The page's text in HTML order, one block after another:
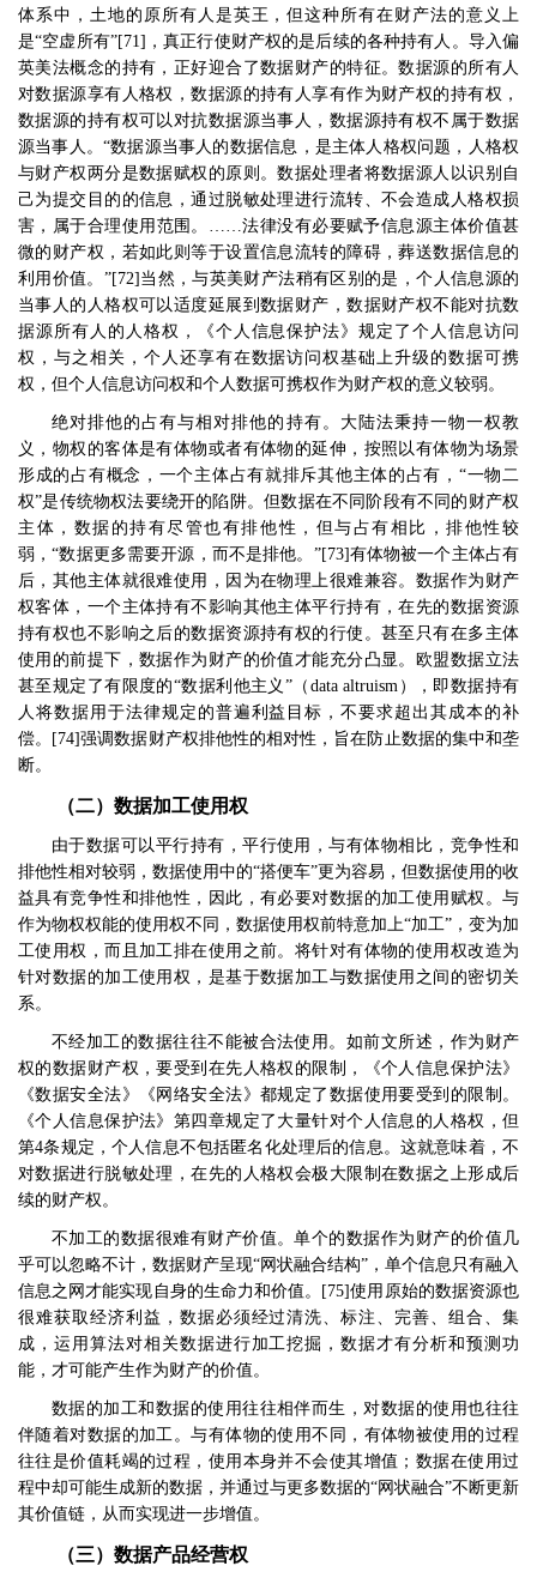
体系中，土地的原所有人是英王，但这种所有在财产法的意义上
是“空虚所有”[71] ，真正行使财产权的是后续的各种持有人。导入偏
英美法概念的持有，正好迎合了数据财产的特征。数据源的所有人
对数据源享有人格权，数据源的持有人享有作为财产权的持有权，
数据源的持有权可以对抗数据源当事人，数据源持有权不属于数据
源当事人。“数据源当事人的数据信息，是主体人格权问题，人格权
与财产权两分是数据赋权的原则。数据处理者将数据源人以识别自
己为提交目的的信息，通过脱敏处理进行流转、不会造成人格权损
害，属于合理使用范围。 ……法律没有必要赋予信息源主体价值甚
微的财产权，若如此则等于设置信息流转的障碍，葬送数据信息的
利用价值。 ”[72] 当然，与英美财产法稍有区别的是，个人信息源的
当事人的人格权可以适度延展到数据财产，数据财产权不能对抗数
据源所有人的人格权，《个人信息保护法》规定了个人信息访问
权，与之相关，个人还享有在数据访问权基础上升级的数据可携
权，但个人信息访问权和个人数据可携权作为财产权的意义较弱。
绝对排他的占有与相对排他的持有。大陆法秉持一物一权教
义，物权的客体是有体物或者有体物的延伸，按照以有体物为场景
形成的占有概念，一个主体占有就排斥其他主体的占有， “一物二
权”是传统物权法要绕开的陷阱。但数据在不同阶段有不同的财产权
主体，数据的持有尽管也有排他性，但与占有相比，排他性较
弱，“数据更多需要开源，而不是排他。 ”[73]有体物被一个主体占有
后，其他主体就很难使用，因为在物理上很难兼容。数据作为财产
权客体，一个主体持有不影响其他主体平行持有，在先的数据资源
持有权也不影响之后的数据资源持有权的行使。甚至只有在多主体
使用的前提下，数据作为财产的价值才能充分凸显。欧盟数据立法
甚至规定了有限度的“数据利他主义 ”（ data altruism ），即数据持有
人将数据用于法律规定的普遍利益目标，不要求超出其成本的补
偿。
[74]强调数据财产权排他性的相对性，旨在防止数据的集中和垄
断。
（二）数据加工使用权
由于数据可以平行持有，平行使用，与有体物相比，竞争性和
排他性相对较弱，数据使用中的“搭便车”更为容易，但数据使用的收
益具有竞争性和排他性，因此，有必要对数据的加工使用赋权。与
作为物权权能的使用权不同，数据使用权前特意加上“加工” ，变为加
工使用权，而且加工排在使用之前。将针对有体物的使用权改造为
针对数据的加工使用权，是基于数据加工与数据使用之间的密切关
系。
不经加工的数据往往不能被合法使用。如前文所述，作为财产
权的数据财产权，要受到在先人格权的限制，《个人信息保护法》
《数据安全法》《网络安全法》都规定了数据使用要受到的限制。
《个人信息保护法》第四章规定了大量针对个人信息的人格权，但
第4条规定，个人信息不包括匿名化处理后的信息。这就意味着，不
对数据进行脱敏处理，在先的人格权会极大限制在数据之上形成后
续的财产权。
不加工的数据很难有财产价值。单个的数据作为财产的价值几
乎可以忽略不计，数据财产呈现“网状融合结构” ，单个信息只有融入
信息之网才能实现自身的生命力和价值。
[75]使用原始的数据资源也
很难获取经济利益，数据必须经过清洗、标注、完善、组合、集
成，运用算法对相关数据进行加工挖掘，数据才有分析和预测功
能，才可能产生作为财产的价值。
数据的加工和数据的使用往往相伴而生，对数据的使用也往往
伴随着对数据的加工。与有体物的使用不同，有体物被使用的过程
往往是价值耗竭的过程，使用本身并不会使其增值；数据在使用过
程中却可能生成新的数据，并通过与更多数据的“网状融合”不断更新
其价值链，从而实现进一步增值。
（三）数据产品经营权